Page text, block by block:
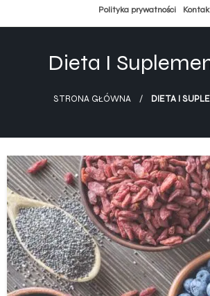
do
Polityka prywatności
Dieta I
STRONA GŁÓWNA DIETA I